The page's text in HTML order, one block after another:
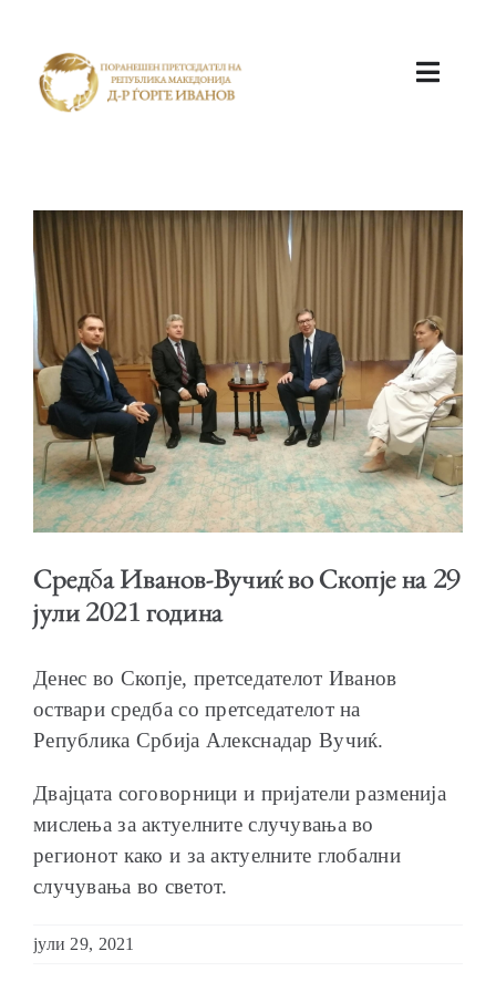
КАБИНЕТ
АКТИВНОСТИ
ОБРАЌАЊА
Средба Иванов-Вучиќ во Скопје на 29
јули 2021 година
Денес во Скопје, претседателот Иванов
оствари средба со претседателот на
Република Србија Алекснадар Вучиќ.
Двајцата соговорници и пријатели разменија
мислења за актуелните случувања во
регионот како и за актуелните глобални
случувања во светот.
јули 29, 2021